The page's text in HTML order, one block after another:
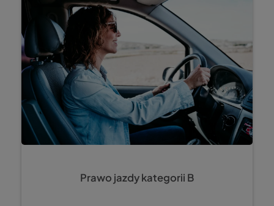
Prawo jazdy kategorii B